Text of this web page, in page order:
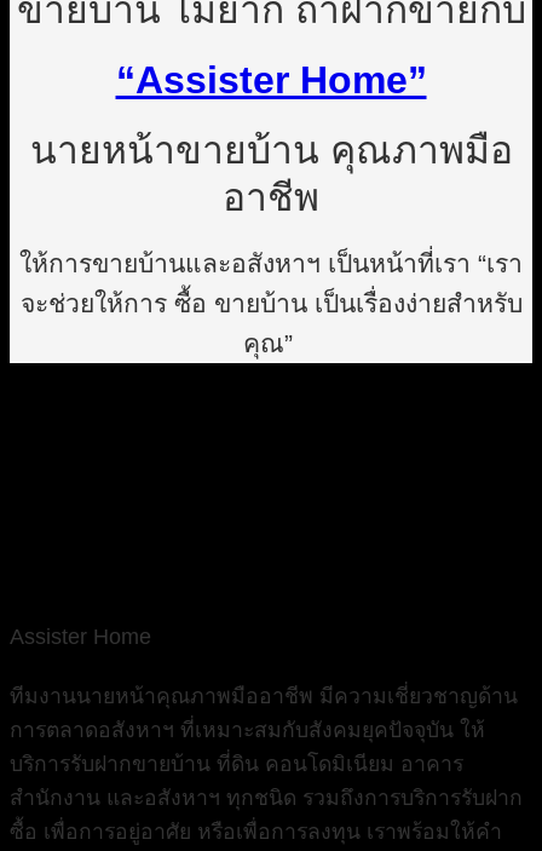
ขายบ้าน ไม่ยาก ถ้าฝากขายกับ
“Assister Home”
นายหน้าขายบ้าน คุณภาพมือ
อาชีพ
ให้การขายบ้านและอสังหาฯ เป็นหน้าที่เรา “เรา
จะช่วยให้การ ซื้อ ขายบ้าน เป็นเรื่องง่ายสำหรับ
คุณ”
Assister Home
ทีมงานนายหน้าคุณภาพมืออาชีพ มีความเชี่ยวชาญด้าน
การตลาดอสังหาฯ ที่เหมาะสมกับสังคมยุคปัจจุบัน ให้
บริการรับฝากขายบ้าน ที่ดิน คอนโดมิเนียม อาคาร
สำนักงาน และอสังหาฯ ทุกชนิด รวมถึงการบริการรับฝาก
ซื้อ เพื่อการอยู่อาศัย หรือเพื่อการลงทุน เราพร้อมให้คำ